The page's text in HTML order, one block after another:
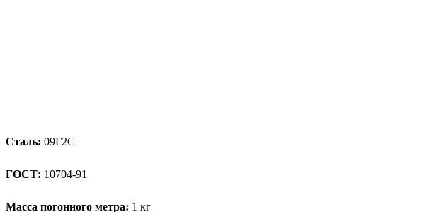
Сталь: 09Г2С
ГОСТ: 10704-91
Масса погонного метра: 1 кг